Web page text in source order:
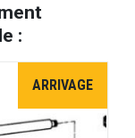
:
ARRIVAGE